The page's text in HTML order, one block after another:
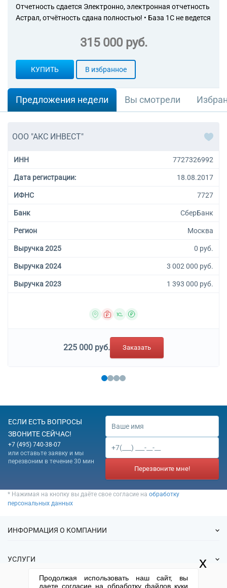
Отчетность сдается Электронно, электронная отчетность
Астрал, отчётность сдана полностью! • База 1С не ведется
315 000 руб.
КУПИТЬ В избранное
Предложения недели Вы смотрели
ООО "АКС ИНВЕСТ"
ИНН 7727326992
Дата регистрации: 18.08.2017
ИФНС 7727
Банк СберБанк
Регион Москва
Выручка 2025 0 руб.
Выручка 2024 3 002 000 руб.
Выручка 2023 1 393 000 руб.
225 000 руб. Заказать
ЕСЛИ ЕСТЬ ВОПРОСЫ
ЗВОНИТЕ СЕЙЧАС!
+7 (495) 740-38-07
или оставьте заявку и мы
перезвоним в течение 30 мин
Перезвоните мне!
* Нажимая на кнопку вы даёте свое согласие на обработку
персональных данных
ИНФОРМАЦИЯ О КОМПАНИИ
О нас
УСЛУГИ
Готовые фирмы
Продолжая использовать наш сайт, вы
даете согласие на обработку файлов куки
x